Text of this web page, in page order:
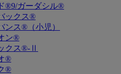
®9/ガーダシル®
ックス®
ンス®（小児）
ン®
クス®-Ⅱ
®
®